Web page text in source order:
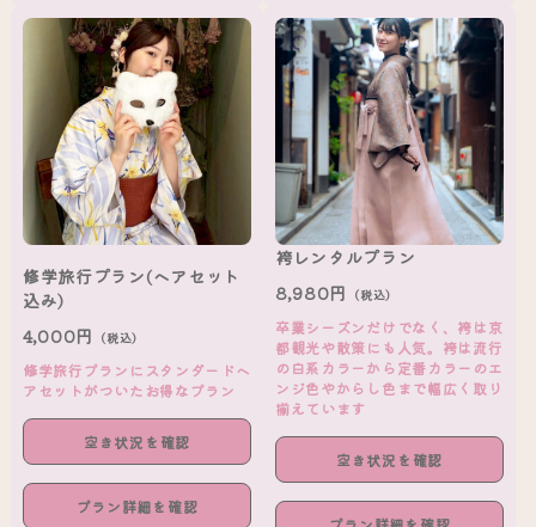
修学旅行プラン(ヘアセット
込み)
4,000円 （税込）
修学旅行プランにスタンダードヘ
アセットがついたお得なプラン
空き状況を確認
プラン詳細を確認
袴レンタルプラン
8,980円 （税込）
卒業シーズンだけでなく、袴は京
都観光や散策にも人気。袴は流行
の白系カラーから定番カラーのエ
ンジ色やからし色まで幅広く取り
揃えています
空き状況を確認